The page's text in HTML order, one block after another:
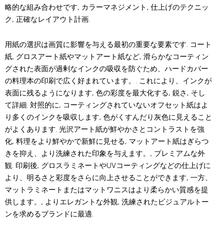
略的な組み合わせです, カラーマネジメント, 仕上げのテクニッ
ク, 正確なレイアウト計画.
用紙の選択は画質に影響を与える最初の重要な要素です. コート
紙, グロスアート紙やマットアート紙など, 滑らかなコーティン
グされた表面が過剰なインクの吸収を防ぐため、ハードカバー
の料理本の印刷で広く好まれています。. これにより、インクが
表面に残るようになります, 色の彩度を最大化する, 鋭さ, そし
て詳細. 対照的に, コーティングされていないオフセット紙はよ
り多くのインクを吸収します, 色がくすんだり灰色に見えること
がよくあります. 光沢アート紙が鮮やかさとコントラストを強
化, 料理をより鮮やかで新鮮に見せる, マットアート紙はぎらつ
きを抑え、より洗練された印象を与えます。, プレミアムな外
観. 印刷後, グロスラミネートやUVコーティングなどの仕上げに
より、明るさと彩度をさらに向上させることができます, 一方、
マットラミネートまたはマットワニスはより柔らかい質感を提
供します。, よりエレガントな外観, 洗練されたビジュアルトー
ンを求めるブランドに最適.